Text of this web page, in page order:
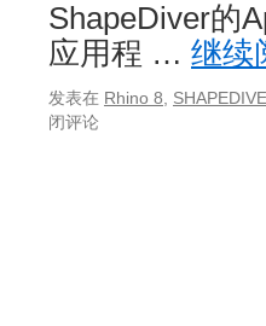
ShapeDiver的
应用程 … 继续
发表在 Rhino 8
闭评论